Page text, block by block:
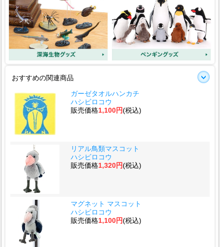
おすすめの関連商品
ガーゼタオルハンカチ
ハシビロコウ
販売価格1,100円(税込)
リアル鳥類マスコット
ハシビロコウ
販売価格1,320円(税込)
マグネット マスコット
ハシビロコウ
販売価格1,100円(税込)